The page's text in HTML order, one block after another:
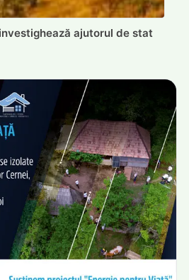
ajutorul de stat